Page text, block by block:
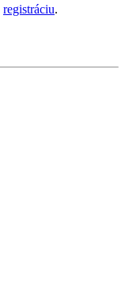
registráciu.